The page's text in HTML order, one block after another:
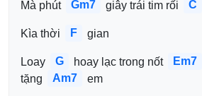
Mà phút Gm7 giây trái tim rối C
Kìa thời F gian
Loay G hoay lạc trong nốt Em7
tặng
Am7 em